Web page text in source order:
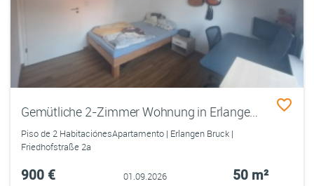
Gemütliche 2-Zimmer Wohnung in Erlangen Bruck
Piso de 2 HabitaciónesApartamento | Erlangen Bruck |
Friedhofstraße 2a
900 € 01.09.2026 50 m²